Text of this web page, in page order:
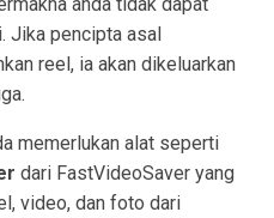
Jika pencipta asal
reel, ia akan dikeluarkan
memerlukan alat seperti
dari FastVideoSaver yang
video, dan foto dari